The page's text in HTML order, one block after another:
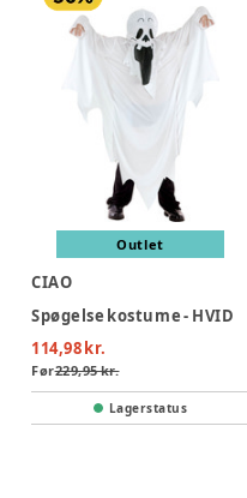
Outlet
CIAO
Spøgelse kostume - HVID
114,98 kr.
Før229,95 kr.
Lagerstatus